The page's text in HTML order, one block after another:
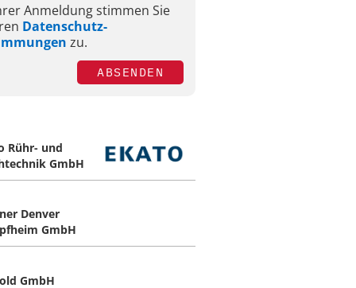
Anmeldung stimmen Sie
Datenschutz-
zu.
ABSENDEN
Rühr- und
GmbH
Denver
GmbH
GmbH